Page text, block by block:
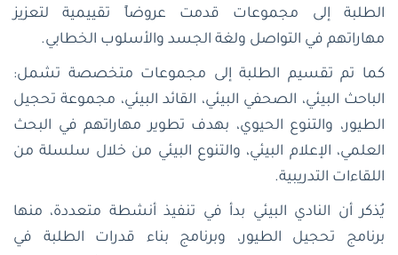
الطلبة إلى مجموعات قدمت عروضاً تقييمية لتعزيز
مهاراتهم في التواصل ولغة الجسد والأسلوب الخطابي.
كما تم تقسيم الطلبة إلى مجموعات متخصصة تشمل:
الباحث البيئي، الصحفي البيئي، القائد البيئي، مجموعة تحجيل
الطيور، والتنوع الحيوي، بهدف تطوير مهاراتهم في البحث
العلمي، الإعلام البيئي، والتنوع البيئي من خلال سلسلة من
اللقاءات التدريبية.
يُذكر أن النادي البيئي بدأ في تنفيذ أنشطة متعددة، منها
برنامج تحجيل الطيور، وبرنامج بناء قدرات الطلبة في